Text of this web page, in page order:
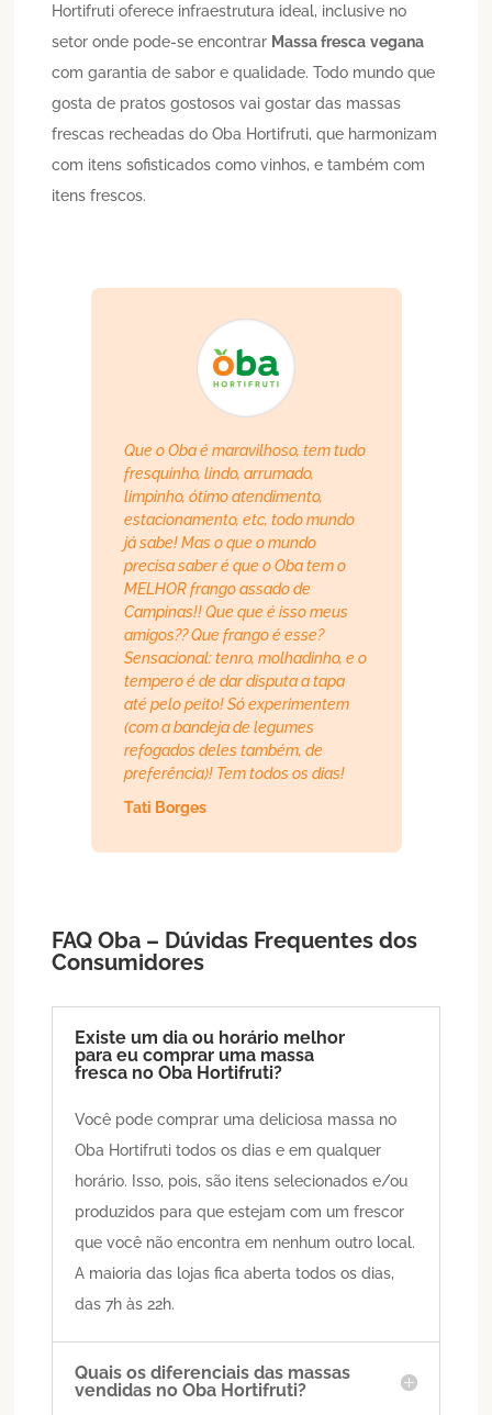
Hortifruti oferece infraestrutura ideal, inclusive no
setor onde pode-se encontrar Massa fresca vegana
com garantia de sabor e qualidade. Todo mundo que
gosta de pratos gostosos vai gostar das massas
frescas recheadas do Oba Hortifruti, que harmonizam
com itens sofisticados como vinhos, e também com
itens frescos.
Que o Oba é maravilhoso, tem tudo
fresquinho, lindo, arrumado,
limpinho, ótimo atendimento,
estacionamento, etc, todo mundo
já sabe! Mas o que o mundo
precisa saber é que o Oba tem o
MELHOR frango assado de
Campinas!! Que que é isso meus
amigos?? Que frango é esse?
Sensacional: tenro, molhadinho, e o
tempero é de dar disputa a tapa
até pelo peito! Só experimentem
(com a bandeja de legumes
refogados deles também, de
preferência)! Tem todos os dias!
Tati Borges
FAQ Oba – Dúvidas Frequentes dos
Consumidores
Existe um dia ou horário melhor
para eu comprar uma massa
fresca no Oba Hortifruti?
Você pode comprar uma deliciosa massa no
Oba Hortifruti todos os dias e em qualquer
horário. Isso, pois, são itens selecionados e/ou
produzidos para que estejam com um frescor
que você não encontra em nenhum outro local.
A maioria das lojas fica aberta todos os dias,
das 7h às 22h.
Quais os diferenciais das massas
vendidas no Oba Hortifruti?